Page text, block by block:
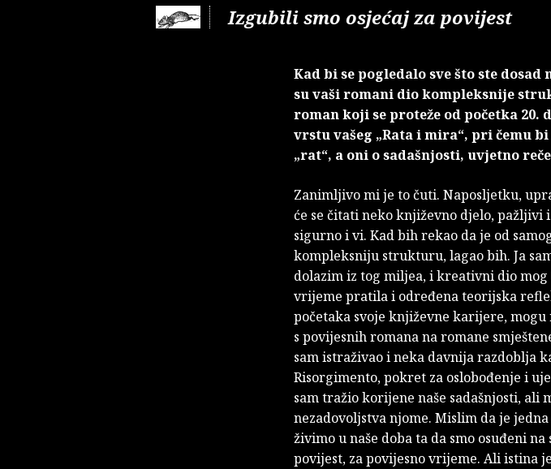
Izgubili smo osjećaj za povijest
Kad bi se pogledalo sve što ste
su vaši romani dio kompleksnije
roman koji se proteže od početka 20.
vrstu vašeg „Rata i mira“, pri čemu
„rat“, a oni o sadašnjosti, uvjetno
Zanimljivo mi je to čuti. Naposljetku,
će se čitati neko književno djelo,
sigurno i vi. Kad bih rekao da je od
kompleksniju strukturu, lagao bih. Ja
dolazim iz tog miljea, i kreativni dio
vrijeme pratila i određena teorijska
početaka svoje književne karijere, mogu
s povijesnih romana na romane
sam istraživao i neka davnija razdoblja
Risorgimento, pokret za oslobođenje i
sam tražio korijene naše sadašnjosti, ali
nezadovoljstva njome. Mislim da je
živimo u naše doba ta da smo osuđeni
povijest, za povijesno vrijeme. Ali istina